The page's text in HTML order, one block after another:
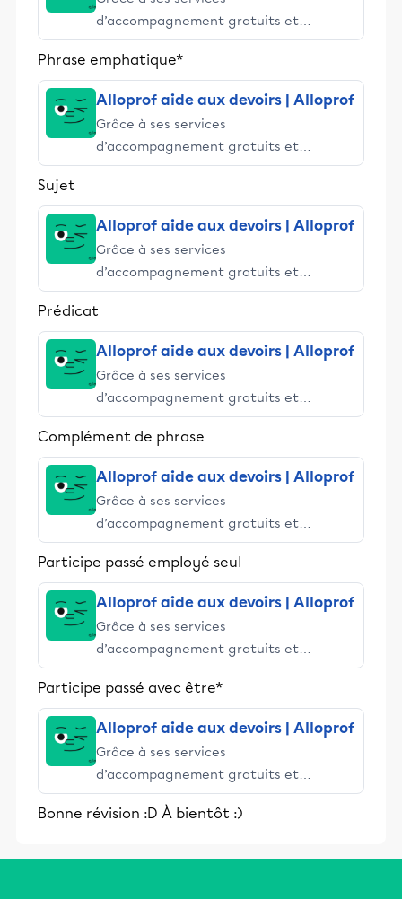
d’accompagnement gratuits et
stimulants, Alloprof engage les élèves
et leurs parents dans la réussite
Phrase emphatique*
Alloprof aide aux devoirs | Alloprof
Grâce à ses services
d’accompagnement gratuits et
stimulants, Alloprof engage les élèves
Sujet
Alloprof aide aux devoirs | Alloprof
Grâce à ses services
d’accompagnement gratuits et
stimulants, Alloprof engage les élèves
et leurs parents dans la réussite
Prédicat
Alloprof aide aux devoirs | Alloprof
Grâce à ses services
d’accompagnement gratuits et
stimulants, Alloprof engage les élèves
et leurs parents dans la réussite
Complément de phrase
Alloprof aide aux devoirs | Alloprof
Grâce à ses services
d’accompagnement gratuits et
stimulants, Alloprof engage les élèves
et leurs parents dans la réussite
Participe passé employé seul
Alloprof aide aux devoirs | Alloprof
Grâce à ses services
d’accompagnement gratuits et
stimulants, Alloprof engage les élèves
et leurs parents dans la réussite
Participe passé avec être*
Alloprof aide aux devoirs | Alloprof
Grâce à ses services
d’accompagnement gratuits et
stimulants, Alloprof engage les élèves
et leurs parents dans la réussite
Bonne révision :D À bientôt :)